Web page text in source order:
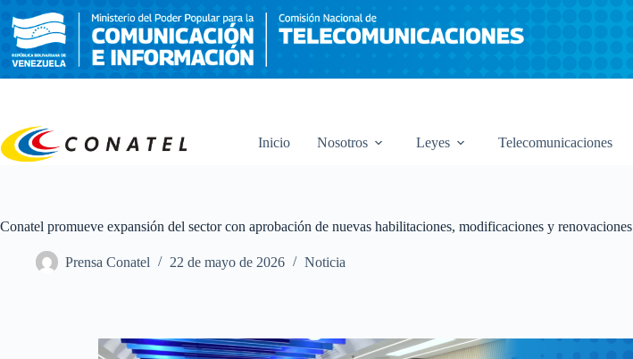
contenido
Inicio Nosotros Leyes Telecomunicaciones
Conatel promueve expansión del sector con aprobación de nuevas habilitaciones, modificaciones y renovaciones
Prensa Conatel 22 de mayo de 2026 Noticia